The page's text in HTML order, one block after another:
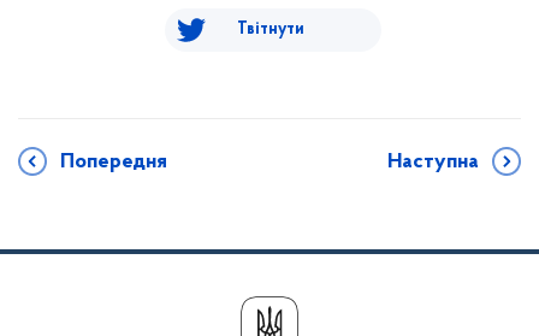
Твітнути
Попередня Наступна